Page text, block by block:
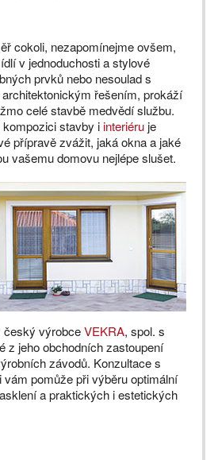
cokoli, nezapomínejme ovšem,
v jednoduchosti a stylové
prvků nebo nesoulad s
řešením, prokáží
celé stavbě medvědí službu.
stavby i interiéru je
přípravě zvážit, jaká okna a jaké
vašemu domovu nejlépe slušet.
český výrobceVEKRA, spol. s
z jeho obchodních zastoupení
závodů. Konzultace s
pomůže při výběru optimální
a praktických i estetických